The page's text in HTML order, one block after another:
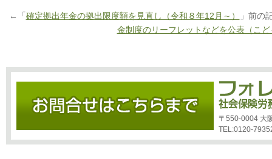
←「 確定拠出年金の拠出限度額を見直し（令和８年12月～）
」前
金制度のリーフレットなどを公表（こ
〒550-0004 大
TEL:0120-